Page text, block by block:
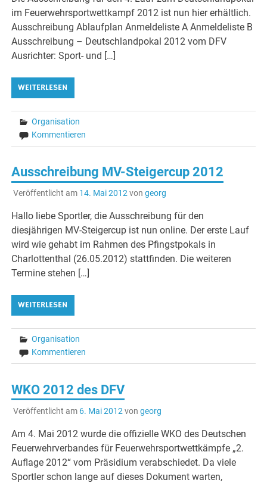
im Feuerwehrsportwettkampf 2012 ist nun hier erhältlich.
Ausschreibung Ablaufplan Anmeldeliste A Anmeldeliste B
Ausschreibung – Deutschlandpokal 2012 vom DFV
Ausrichter: Sport- und […]
WEITERLESEN
Organisation
Kommentieren
Ausschreibung MV-Steigercup 2012
Veröffentlicht am 14. Mai 2012 von georg
Hallo liebe Sportler, die Ausschreibung für den
diesjährigen MV-Steigercup ist nun online. Der erste Lauf
wird wie gehabt im Rahmen des Pfingstpokals in
Charlottenthal (26.05.2012) stattfinden. Die weiteren
Termine stehen […]
WEITERLESEN
Organisation
Kommentieren
WKO 2012 des DFV
Veröffentlicht am 6. Mai 2012 von georg
Am 4. Mai 2012 wurde die offizielle WKO des Deutschen
Feuerwehrverbandes für Feuerwehrsportwettkämpfe „2.
Auflage 2012“ vom Präsidium verabschiedet. Da viele
Sportler schon lange auf dieses Dokument warten,